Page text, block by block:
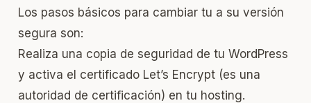
Los pasos básicos para cambiar tu a su versión
segura son:
Realiza una copia de seguridad de tu WordPress
y activa el certificado Let’s Encrypt (es una
autoridad de certificación) en tu hosting.